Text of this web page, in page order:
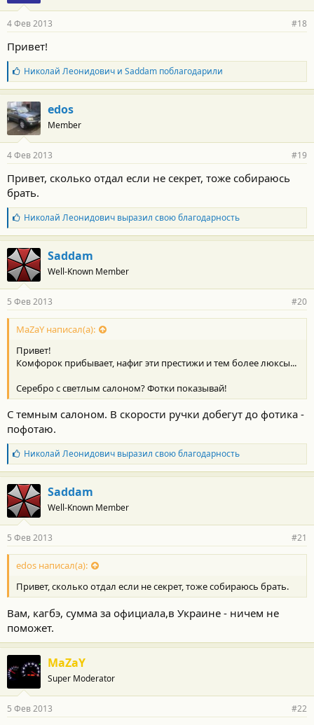
а
н
с
т
и
:
4 Фев 2013 #18
Привет!
Б
л
а
г
о
д
а
н
с
т
и
:
Николай Леонидовичи Saddamпоблагодарили
edos
Member
4 Фев 2013 #19
Привет, сколько отдал если не секрет, тоже собираюсь
брать.
Б
л
а
г
о
д
а
н
о
с
и
:
Николай Леонидовичвыразил свою благодарность
Saddam
Well-Known Member
5 Фев 2013 #20
MaZaY написал(а):
Привет!
Комфорок прибывает, нафиг эти престижи и тем более люксы...
Серебро с светлым салоном? Фотки показывай!
С темным салоном. В скорости ручки добегут до фотика -
пофотаю.
Б
л
а
г
о
д
а
н
о
с
и
:
Николай Леонидовичвыразил свою благодарность
Saddam
Well-Known Member
5 Фев 2013 #21
edos написал(а):
Привет, сколько отдал если не секрет, тоже собираюсь брать.
Вам, кагбэ, сумма за официала,в Украине - ничем не
поможет.
MaZaY
Super Moderator
5 Фев 2013 #22